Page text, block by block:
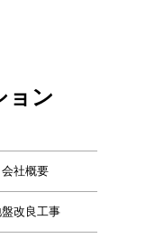
ョン
会社概要
改良工事